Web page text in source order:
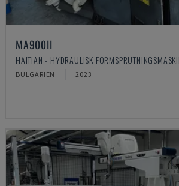
MA900ІІ
HAITIAN - HYDRAULISK
BULGARIEN 2023